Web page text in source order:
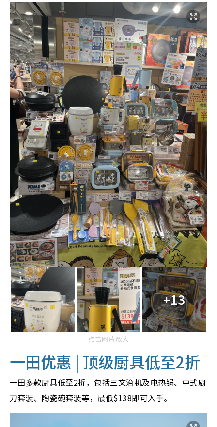
+13
点击图片放大
一田优惠 | 顶级厨具低至2折
一田多款厨具低至2折，包括三文治机及电热锅、中式厨
刀套装、陶瓷碗套装等，最低$138即可入手。